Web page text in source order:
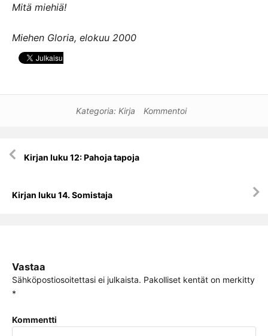
Mitä miehiä!
Miehen Gloria, elokuu 2000
Kategoria: Kirja Kommentoi
Artikkelien
selausKirjan luku 12: Pahoja tapoja
Kirjan luku 14. Somistaja
Vastaa
Sähköpostiosoitettasi ei julkaista. Pakolliset kentät on merkitty
*
Kommentti